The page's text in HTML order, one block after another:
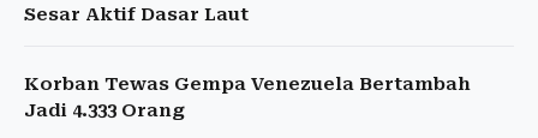
Sesar Aktif Dasar Laut
Korban Tewas Gempa Venezuela Bertambah
Jadi 4.333 Orang